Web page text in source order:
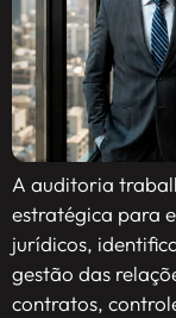
A auditoria
estratégica para
jurídicos,
gestão das
contratos,